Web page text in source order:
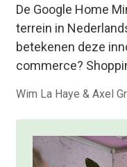
De Google Home
terrein in
betekenen deze
commerce?
Wim La Haye & Axel